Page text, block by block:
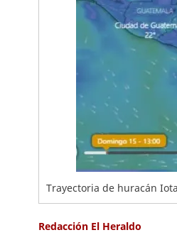
Trayectoria de huracán
Redacción El Heraldo